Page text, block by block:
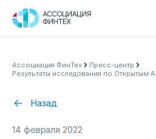
Ассоциация
Пресс-центр
Карьера
Ассоциация ФинТех
Пресс-центр
Результаты исследования по Открытым
Назад
14 февраля 2022